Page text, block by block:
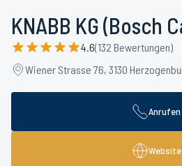
KNABB KG (Bosch
4.6(132 Bewertungen)
Wiener Strasse 76, 3130
Anrufen
Website